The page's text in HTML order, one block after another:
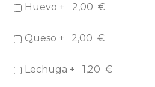
Huevo + 2,00 €
Queso + 2,00 €
Lechuga + 1,20 €